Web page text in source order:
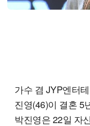
가수 겸 JYP엔터
진영(46)이 결혼 5
박진영은 22일 자